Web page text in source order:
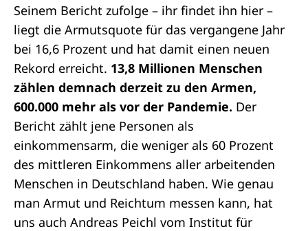
Seinem Bericht zufolge – ihr findet ihn hier –
liegt die Armutsquote für das vergangene Jahr
bei 16,6 Prozent und hat damit einen neuen
Rekord erreicht. 13,8 Millionen Menschen
zählen demnach derzeit zu den Armen,
600.000 mehr als vor der Pandemie. Der
Bericht zählt jene Personen als
einkommensarm, die weniger als 60 Prozent
des mittleren Einkommens aller arbeitenden
Menschen in Deutschland haben. Wie genau
man Armut und Reichtum messen kann, hat
uns auch Andreas Peichl vom Institut für